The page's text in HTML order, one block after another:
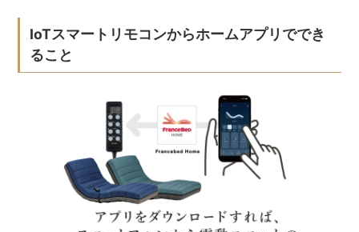
IoTスマートリモコンからホームアプリででき
ること